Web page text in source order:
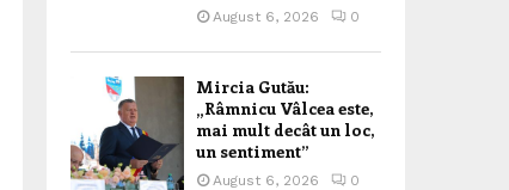
August 6, 2026 0
Mircia Gutău:
„Râmnicu Vâlcea este,
mai mult decât un loc,
un sentiment”
August 6, 2026 0